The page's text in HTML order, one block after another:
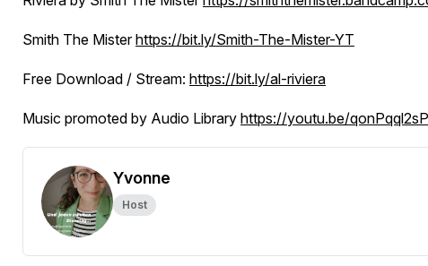
Smith The Misterhttps://bit.ly/Smith-The-Mister-YT
Free Download / Stream: https://bit.ly/al-riviera
Music promoted by Audio Library https://youtu.be/
Yvonne
Host